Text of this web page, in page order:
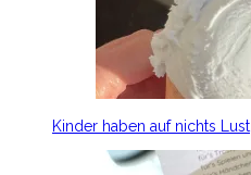
Kinder haben auf nichts Lust